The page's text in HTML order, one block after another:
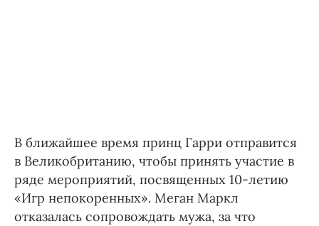
В ближайшее время принц Гарри отправится
в Великобританию, чтобы принять участие в
ряде мероприятий, посвященных 10-летию
«Игр непокоренных». Меган Маркл
отказалась сопровождать мужа, за что